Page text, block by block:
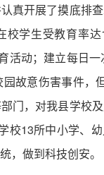
真开展了摸底排
校学生受教育率
育活动；建立每
故意伤害事件
门，对我县学校
校13所中小学、
，做到科技创安。